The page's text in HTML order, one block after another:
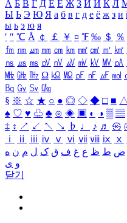
А Б В Г Д Е Ё Ж З И Й К Л
Ы Ь Э Ю Я а б в г д е ё ж з и
ы ь э ю я
′ ″ ℃ Å ￠ ￡ ￥ ¤ ℉ ‰ ＄ ％
㎙ ㎚ ㎛ ㎜ ㎝ ㎞ ㎟ ㎠ ㎡ ㎢
㎱ ㎲ ㎳ ㎴ ㎵ ㎶ ㎷ ㎸ ㎹ ㎀
㎒ ㎓ ㎔ Ω ㏀ ㏁ ㎊ ㎋ ㎌ ㏖
㏃ ㏉ ㏜ ㏆
§ ※ ☆ ★ ○ ● ◎ ◇ ◆ □ ■ △
♠ ♡ ♥ ♧ ♣ ⊙ ◈ ▣ ◐ ◑ ▒ ▤
‡ ↕ ↗ ↙ ↖ ↘ ♭ ♩ ♪ ♬ ㉿
ⅰ
ⅱ ⅲ ⅳ ⅴ ⅵ ⅶ ⅷ ⅸ ⅹ
ض ط ظ ع غ ف ق ک ل م ن ه
و ی
닫기